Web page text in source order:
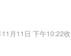
月11日 下午10:22